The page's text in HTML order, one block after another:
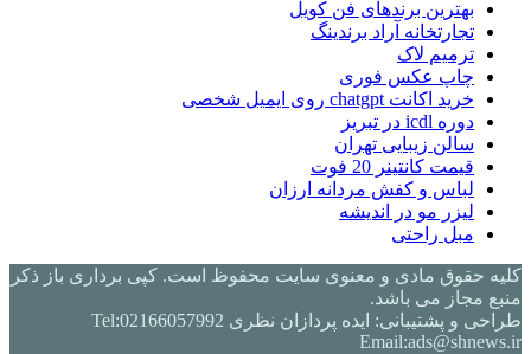
بهترین برندهای فن کویل
تجارتخانه آراد برندینگ
ترمیم لاک
چاپ عکس فوری
خرید اکانت chatgpt روی ایمیل شخصی
دوره icdl در تبریز
سالن زیبایی تهران
قیمت کانتینر 20 فوت
لباس و کفش مردانه ارزان
لیزر مو در اندیشه
مبل راحتی
کلیه حقوق مادی و معنوی سایت محفوظ است. کپی برداری باز ذکر
منبع مجاز می باشد.
طراحی و پشتیبانی: ایده پردازان نظری Tel:02166057992
Email:ads@shnews.ir